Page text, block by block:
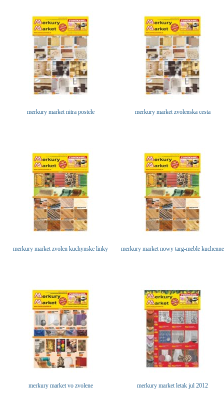
merkury market nitra postele merkury market zvolenska cesta
merkury market zvolen kuchynske linky merkury market nowy targ-meble kuchenne
merkury market vo zvolene merkury market letak jul 2012